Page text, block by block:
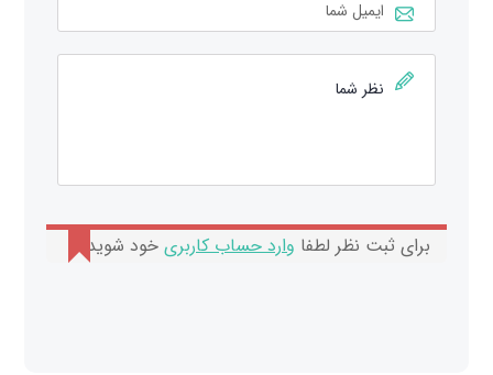
برای ثبت نظر لطفا وارد حساب کاربری خود شوید.